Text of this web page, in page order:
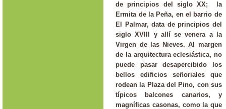
de principios del siglo XX; la
Ermita de la Peña, en el barrio de
El Palmar, data de principios del
siglo XVIII y allí se venera a la
Virgen de las Nieves. Al margen
de la arquitectura eclesiástica, no
puede pasar desapercibido los
bellos edificios señoriales que
rodean la Plaza del Pino, con sus
típicos balcones canarios, y
magníficas casonas, como la que